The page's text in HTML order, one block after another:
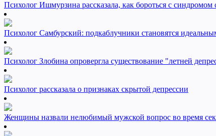
Психолог Ишмурзина рассказала, как бороться с синдромом
Психолог Самбурский: подкаблучники становятся
Психолог Злобина опровергла существование "летней
Психолог рассказала о признаках скрытой депрессии
Женщины назвали нелюбимый мужской вопрос во время